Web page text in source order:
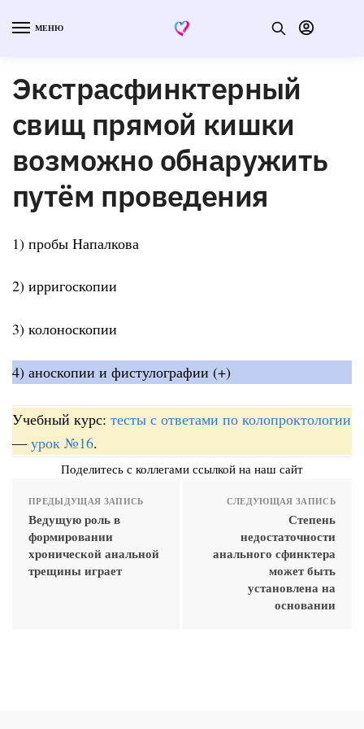
МЕНЮ
Экстрасфинктерный
свищ прямой кишки
возможно обнаружить
путём проведения
1) пробы Напалкова
2) ирригоскопии
3) колоноскопии
4) аноскопии и фистулографии (+)
Учебный курс: тесты с ответами по колопроктологии
— урок №16.
Поделитесь с коллегами ссылкой на наш сайт
ПРЕДЫДУЩАЯ ЗАПИСЬ
Ведущую роль в
формировании
хронической анальной
трещины играет
СЛЕДУЮЩАЯ ЗАПИСЬ
Степень
недостаточности
анального сфинктера
может быть
установлена на
основании